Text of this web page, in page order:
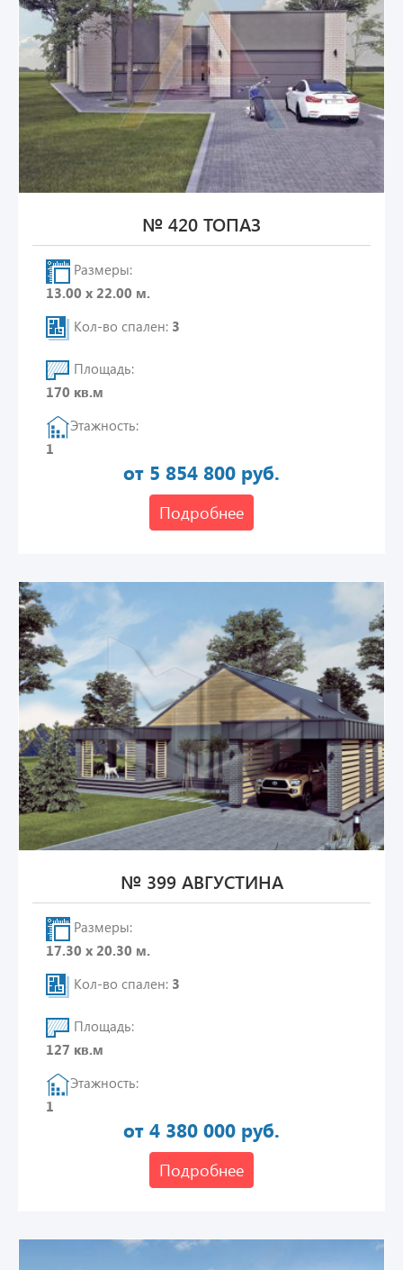
№ 420 ТОПАЗ
Размеры:
13.00 х 22.00 м.
Кол-во спален: 3
Площадь:
170 кв.м
Этажность:
1
от 5 854 800 руб.
Подробнее
№ 399 АВГУСТИНА
Размеры:
17.30 х 20.30 м.
Кол-во спален: 3
Площадь:
127 кв.м
Этажность:
1
от 4 380 000 руб.
Подробнее